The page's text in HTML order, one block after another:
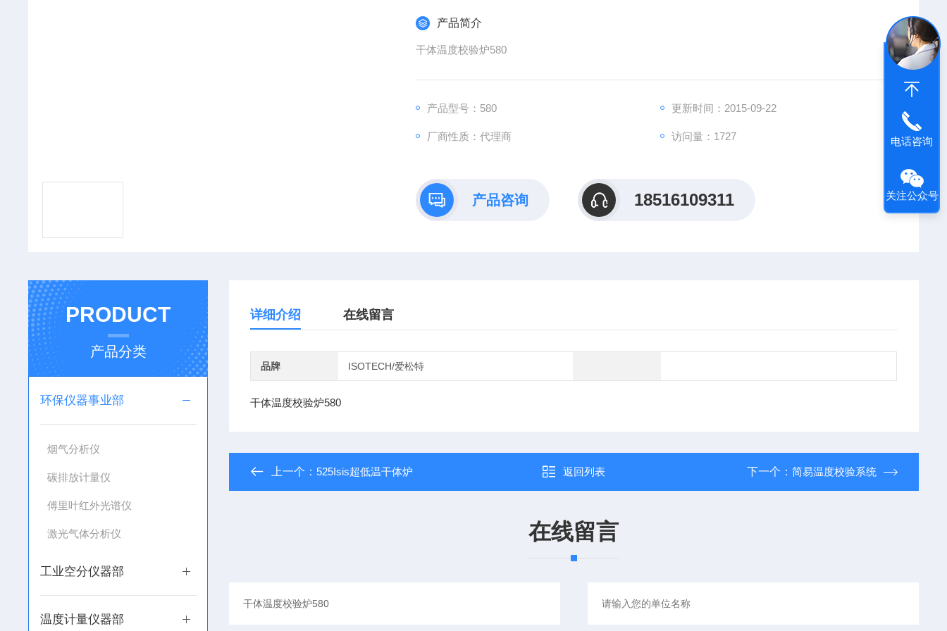
产品简介
干体温度校验炉580
产品型号：580 更新时间：2015-09-22
厂商性质：代理商 访问量：1727
产品咨询 18516109311
PRODUCT
产品分类
环保仪器事业部
烟气分析仪
碳排放计量仪
傅里叶红外光谱仪
激光气体分析仪
工业空分仪器部
温度计量仪器部
详细介绍 在线留言
品牌 ISOTECH/爱松特
干体温度校验炉580
上一个：525Isis超低温干体炉 返回列表 下一个： 简易温度校验系统
在线留言
电话咨询
关注公众号